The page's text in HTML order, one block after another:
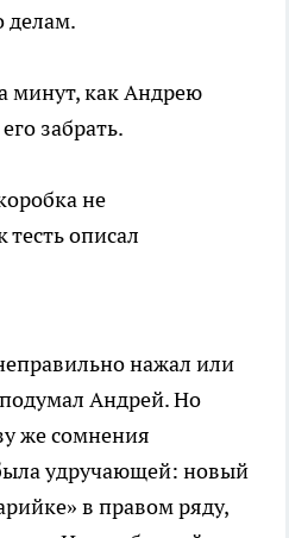
делам.
минут, как Андрею
забрать.
не
тесть описал
нажал или
Андрей. Но
же сомнения
удручающей: новый
в правом ряду,